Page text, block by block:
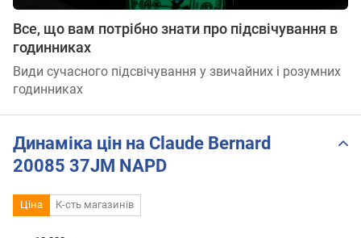
Все, що вам потрібно знати про підсвічування в
годинниках
Види сучасного підсвічування у звичайних і розумних
годинниках
Динаміка цін на Claude Bernard
20085 37JM NAPD
Ціна К-сть магазинів